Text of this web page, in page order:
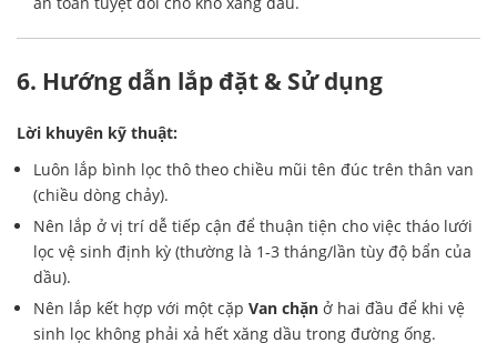
6. Hướng dẫn lắp đặt & Sử dụng
Lời khuyên kỹ thuật:
Luôn lắp bình lọc thô theo chiều mũi tên đúc trên thân van
(chiều dòng chảy).
Nên lắp ở vị trí dễ tiếp cận để thuận tiện cho việc tháo lưới
lọc vệ sinh định kỳ (thường là 1-3 tháng/lần tùy độ bẩn của
dầu).
Nên lắp kết hợp với một cặp Van chặn ở hai đầu để khi vệ
sinh lọc không phải xả hết xăng dầu trong đường ống.